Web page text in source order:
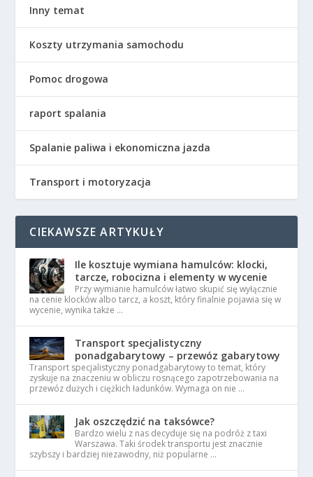
Inny temat
Koszty utrzymania samochodu
Pomoc drogowa
raport spalania
Spalanie paliwa i ekonomiczna jazda
Transport i motoryzacja
CIEKAWSZE ARTYKUŁY
Ile kosztuje wymiana hamulców: klocki,
tarcze, robocizna i elementy w wycenie
Przy wymianie hamulców łatwo skupić się wyłącznie
na cenie klocków albo tarcz, a koszt, który finalnie pojawia się w
wycenie, wynika także …
Transport specjalistyczny
ponadgabarytowy – przewóz gabarytowy
Transport specjalistyczny ponadgabarytowy to temat, który
zyskuje na znaczeniu w obliczu rosnącego zapotrzebowania na
przewóz dużych i ciężkich ładunków. Wymaga on nie …
Jak oszczędzić na taksówce?
Bardzo wielu z nas decyduje się na podróż z taxi
Warszawa. Taki środek transportu jest znacznie
szybszy i bardziej niezawodny, niż popularne …